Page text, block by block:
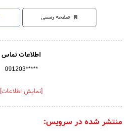
صفحه رسمی
اطلاعات تماس
091203*****
[نمایش اطلاعات]
منتشر شده در سرویس: